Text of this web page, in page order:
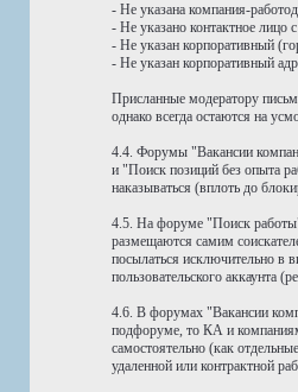
- Не указана компания-
- Не указано контактное лицо
- Не указан корпоративный
- Не указан корпоративный
Присланные модератору
однако всегда остаются на
4.4. Форумы "Вакансии
и "Поиск позиций без опыта
наказываться (вплоть до
4.5. На форуме "Поиск
размещаются самим
посылаться исключительно в
пользовательского аккаунта
4.6. В форумах "Вакансии
подфоруме, то КА и
самостоятельно (как
удаленной или контрактной